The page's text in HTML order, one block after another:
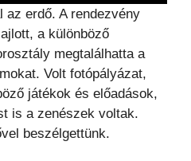
az erdő. A rendezvény
a különböző
megtalálhatta a
Volt fotópályázat,
játékok és előadások,
is a zenészek voltak.
beszélgettünk.